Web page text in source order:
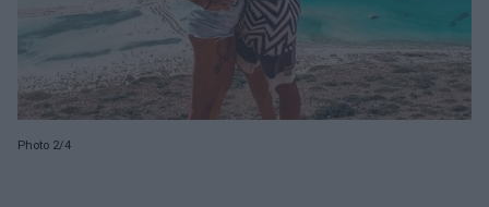
Photo 2/4